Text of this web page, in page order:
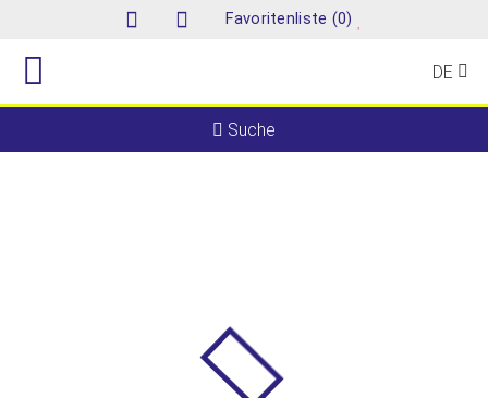
Favoritenliste (0)
DE
Suche